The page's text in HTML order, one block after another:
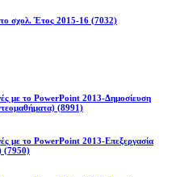
το σχολ. Έτος 2015-16 (7032)
με το PowerPoint 2013-Δημοσίευση
(8991)
με το PowerPoint 2013-Επεξεργασία
(7950)